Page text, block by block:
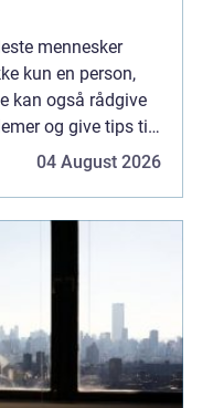
mennesker
kun en person,
kan også rådgive
og give tips til
04 August 2026